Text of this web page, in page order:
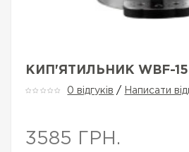
КИП'ЯТИЛЬНИК WBF-15
0 відгуків / Написати
3585 ГРН.